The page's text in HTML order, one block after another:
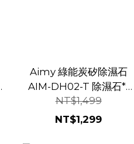
Aimy 綠能炭矽除濕石
AIM-DH02-T 除濕石*1
顆 日本設計/台灣製造
【八月底出貨】
NT$1,499
NT$1,299